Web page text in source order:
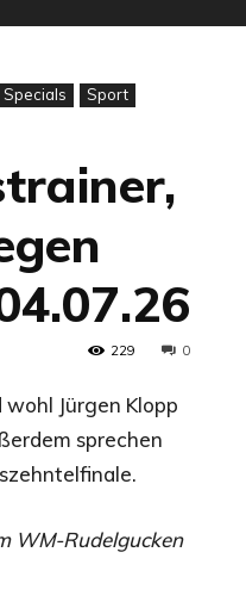
Specials
Sport
0
229
Jürgen Klopp
sprechen
WM-Rudelgucken